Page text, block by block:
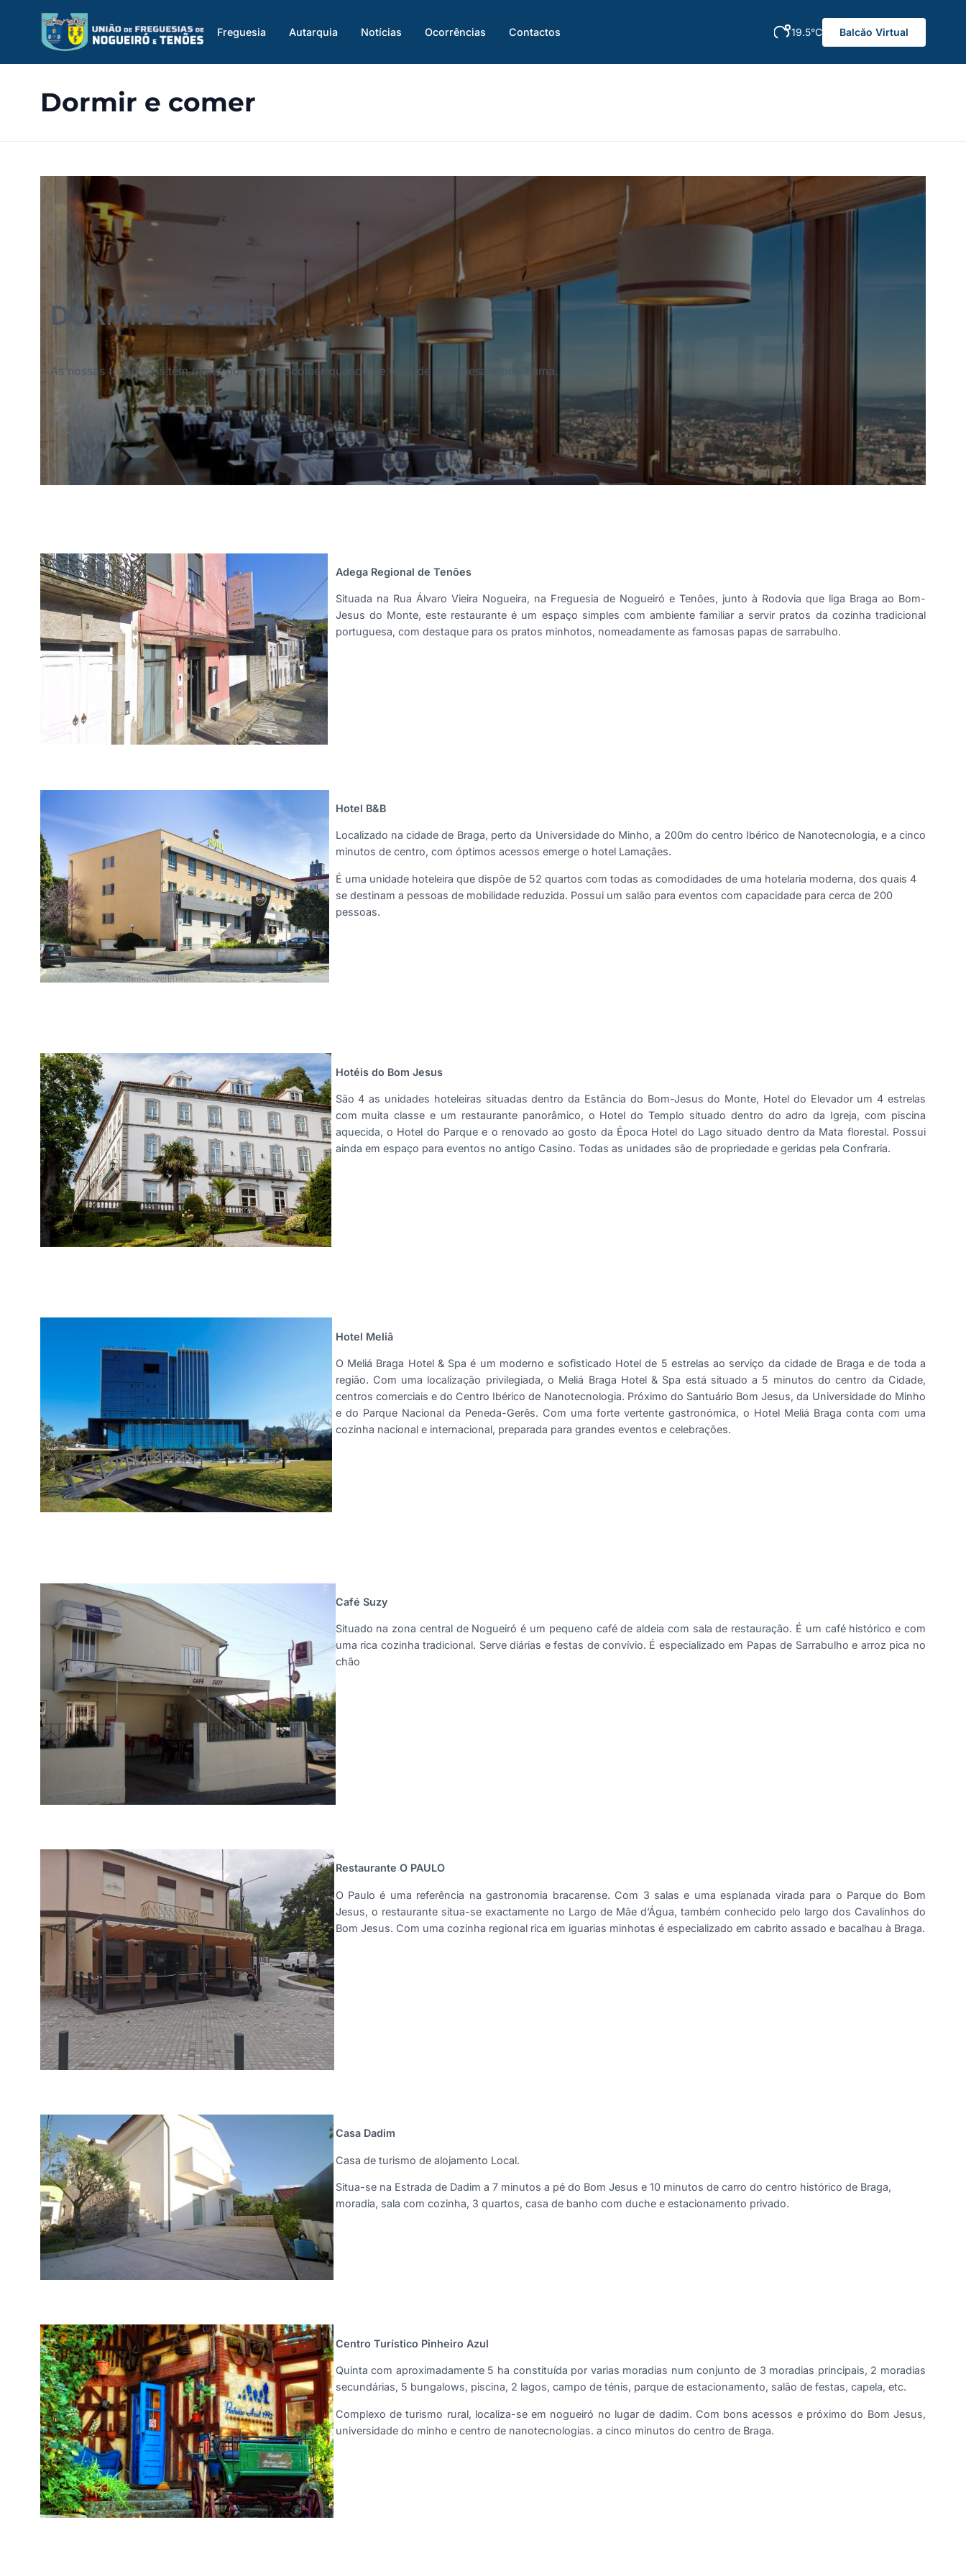
Freguesia Autarquia Notícias Ocorrências Contactos 19.5°C Balcão Virtual
Dormir e comer
DORMIR E COMER
As nossas freguesias têm muito por onde escolher quando se trata de boa mesa e boa cama.
Adega Regional de Tenões
Situada na Rua Álvaro Vieira Nogueira, na Freguesia de Nogueiró e Tenões, junto à Rodovia que liga Braga ao Bom-
Jesus do Monte, este restaurante é um espaço simples com ambiente familiar a servir pratos da cozinha tradicional
portuguesa, com destaque para os pratos minhotos, nomeadamente as famosas papas de sarrabulho.
Hotel B&B
Localizado na cidade de Braga, perto da Universidade do Minho, a 200m do centro Ibérico de Nanotecnologia, e a cinco
minutos de centro, com óptimos acessos emerge o hotel Lamaçães.
É uma unidade hoteleira que dispõe de 52 quartos com todas as comodidades de uma hotelaria moderna, dos quais 4
se destinam a pessoas de mobilidade reduzida. Possui um salão para eventos com capacidade para cerca de 200
pessoas.
Hotéis do Bom Jesus
São 4 as unidades hoteleiras situadas dentro da Estância do Bom-Jesus do Monte, Hotel do Elevador um 4 estrelas
com muita classe e um restaurante panorâmico, o Hotel do Templo situado dentro do adro da Igreja, com piscina
aquecida, o Hotel do Parque e o renovado ao gosto da Época Hotel do Lago situado dentro da Mata florestal. Possui
ainda em espaço para eventos no antigo Casino. Todas as unidades são de propriedade e geridas pela Confraria.
Hotel Meliã
O Meliá Braga Hotel & Spa é um moderno e sofisticado Hotel de 5 estrelas ao serviço da cidade de Braga e de toda a
região. Com uma localização privilegiada, o Meliá Braga Hotel & Spa está situado a 5 minutos do centro da Cidade,
centros comerciais e do Centro Ibérico de Nanotecnologia. Próximo do Santuário Bom Jesus, da Universidade do Minho
e do Parque Nacional da Peneda-Gerês. Com uma forte vertente gastronómica, o Hotel Meliá Braga conta com uma
cozinha nacional e internacional, preparada para grandes eventos e celebrações.
Café Suzy
Situado na zona central de Nogueiró é um pequeno café de aldeia com sala de restauração. É um café histórico e com
uma rica cozinha tradicional. Serve diárias e festas de convívio. É especializado em Papas de Sarrabulho e arroz pica no
chão
Restaurante O PAULO
O Paulo é uma referência na gastronomia bracarense. Com 3 salas e uma esplanada virada para o Parque do Bom
Jesus, o restaurante situa-se exactamente no Largo de Mãe d’Água, também conhecido pelo largo dos Cavalinhos do
Bom Jesus. Com uma cozinha regional rica em iguarias minhotas é especializado em cabrito assado e bacalhau à Braga.
Casa Dadim
Casa de turismo de alojamento Local.
Situa-se na Estrada de Dadim a 7 minutos a pé do Bom Jesus e 10 minutos de carro do centro histórico de Braga,
moradia, sala com cozinha, 3 quartos, casa de banho com duche e estacionamento privado.
Centro Turístico Pinheiro Azul
Quinta com aproximadamente 5 ha constituída por varias moradias num conjunto de 3 moradias principais, 2 moradias
secundárias, 5 bungalows, piscina, 2 lagos, campo de ténis, parque de estacionamento, salão de festas, capela, etc.
Complexo de turismo rural, localiza-se em nogueiró no lugar de dadim. Com bons acessos e próximo do Bom Jesus,
universidade do minho e centro de nanotecnologias. a cinco minutos do centro de Braga.